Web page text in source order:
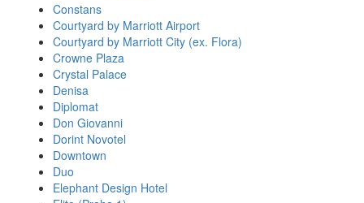
Constans
Courtyard by Marriott Airport
Courtyard by Marriott City (ex. Flora)
Crowne Plaza
Crystal Palace
Denisa
Diplomat
Don Giovanni
Dorint Novotel
Downtown
Duo
Elephant Design Hotel